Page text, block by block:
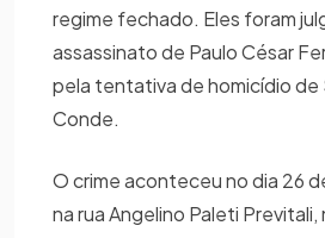
regime fechado. Eles foram
assassinato de Paulo César
pela tentativa de homicídio de
Conde.
O crime aconteceu no dia 26
na rua Angelino Paleti Previtali,